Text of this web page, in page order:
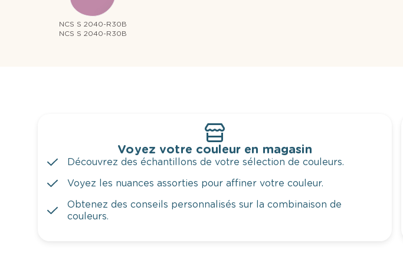
NCS S 2040-R30B
NCS S 2040-R30B
Voyez votre couleur en magasin
Découvrez des échantillons de votre sélection de couleurs.
Voyez les nuances assorties pour affiner votre couleur.
Obtenez des conseils personnalisés sur la combinaison de
couleurs.